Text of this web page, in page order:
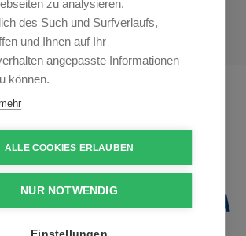
zu analysieren,
des Such und Surfverlaufs,
und Ihnen auf Ihr
angepasste Informationen
können.
ALLE COOKIES ERLAUBEN
NUR NOTWENDIG